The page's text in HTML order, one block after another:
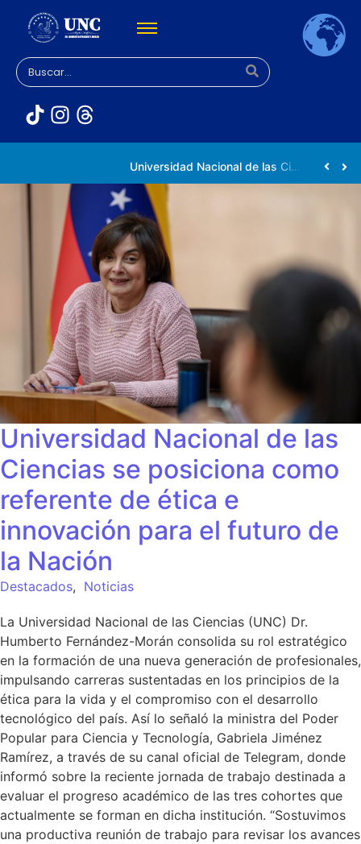
Venezuela participa en la Conferencia Mundial de Inteligencia Artificial en Shanghái
Universidad Nacional de las
Ciencias se posiciona como
referente de ética e
innovación para el futuro de
la Nación
Destacados, Noticias
La Universidad Nacional de las Ciencias (UNC) Dr.
Humberto Fernández-Morán consolida su rol estratégico
en la formación de una nueva generación de profesionales,
impulsando carreras sustentadas en los principios de la
ética para la vida y el compromiso con el desarrollo
tecnológico del país. Así lo señaló la ministra del Poder
Popular para Ciencia y Tecnología, Gabriela Jiménez
Ramírez, a través de su canal oficial de Telegram, donde
informó sobre la reciente jornada de trabajo destinada a
evaluar el progreso académico de las tres cohortes que
actualmente se forman en dicha institución. “Sostuvimos
una productiva reunión de trabajo para revisar los avances